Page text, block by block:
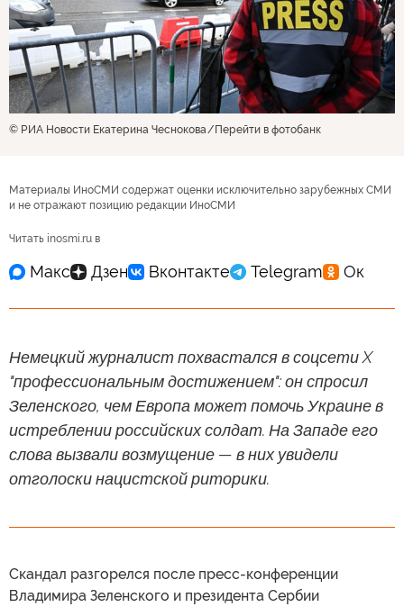
© РИА Новости Екатерина Чеснокова Перейти в фотобанк
Материалы ИноСМИ содержат оценки исключительно зарубежных СМИ
и не отражают позицию редакции ИноСМИ
Читать inosmi.ru в
Немецкий журналист похвастался в соцсети X
"профессиональным достижением": он спросил
Зеленского, чем Европа может помочь Украине в
истреблении российских солдат. На Западе его
слова вызвали возмущение — в них увидели
отголоски нацистской риторики.
Скандал разгорелся после пресс-конференции
Владимира Зеленского и президента Сербии